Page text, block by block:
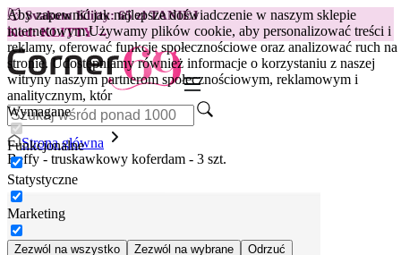
Aby zapewnić jak najlepsze doświadczenie w naszym sklepie
internetowym.Używamy plików cookie, aby personalizować treści i
reklamy, oferować funkcje społecznościowe oraz analizować ruch na
stronie. Udostępniamy również informacje o korzystaniu z naszej
witryny naszym partnerom społecznościowym, reklamowym i
analitycznym, któr
Wymagane
Funkcjonalne
Statystyczne
Marketing
Zezwól na wszystko Zezwól na wybrane Odrzuć
😽Svakom Klitty: 65 zł TANIEJ
Kod: KLITTY →
Strona główna
Beffy - truskawkowy koferdam - 3 szt.